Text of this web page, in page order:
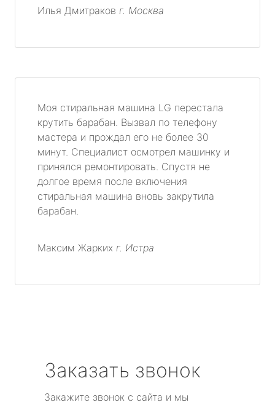
Илья Дмитраков г. Москва
Моя стиральная машина LG перестала
крутить барабан. Вызвал по телефону
мастера и прождал его не более 30
минут. Специалист осмотрел машинку и
принялся ремонтировать. Спустя не
долгое время после включения
стиральная машина вновь закрутила
барабан.
Максим Жарких г. Истра
Заказать звонок
Закажите звонок с сайта и мы